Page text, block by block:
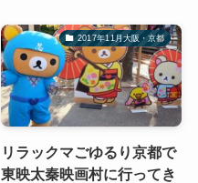
2017年11月大阪・京都
リラックマごゆるり京都で
東映太秦映画村に行ってき